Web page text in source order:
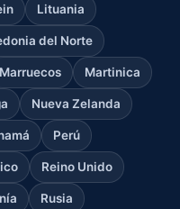
Lituania
del Norte
Marruecos Martinica
Nueva Zelanda
Perú
Reino Unido
Rusia